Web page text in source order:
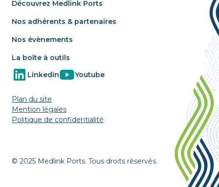
Découvrez Medlink Ports
Nos adhérents & partenaires
Nos évènements
La boîte à outils
Linkedin
Youtube
© 2025 Medlink Ports. Tous droits réservés.
Plan du site
Mention légales
Politique de confidentialité